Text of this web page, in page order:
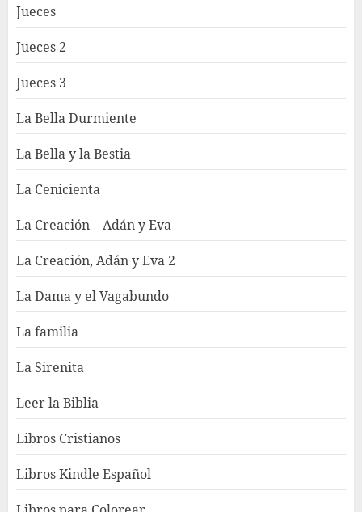
Jueces
Jueces 2
Jueces 3
La Bella Durmiente
La Bella y la Bestia
La Cenicienta
La Creación – Adán y Eva
La Creación, Adán y Eva 2
La Dama y el Vagabundo
La familia
La Sirenita
Leer la Biblia
Libros Cristianos
Libros Kindle Español